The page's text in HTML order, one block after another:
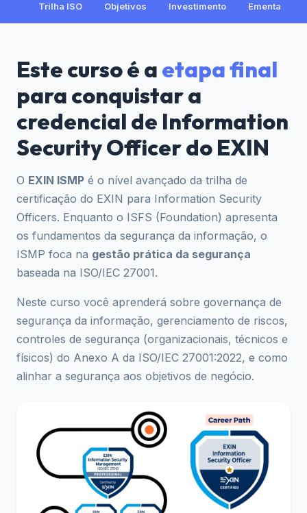
Trilha ISO Objetivos Investimento Ementa
Este curso é a etapa final
para conquistar a
credencial de Information
Security Officer do EXIN
O EXIN ISMP é o nível avançado da trilha de
certificação do EXIN para Information Security
Officers. Enquanto o ISFS (Foundation) apresenta
os fundamentos da segurança da informação, o
ISMP foca na gestão prática da segurança
baseada na ISO/IEC 27001.
Neste curso você aprenderá sobre governança de
segurança da informação, gerenciamento de riscos,
controles de segurança (organizacionais, técnicos e
físicos) do Anexo A da ISO/IEC 27001:2022, e como
alinhar a segurança aos objetivos de negócio.